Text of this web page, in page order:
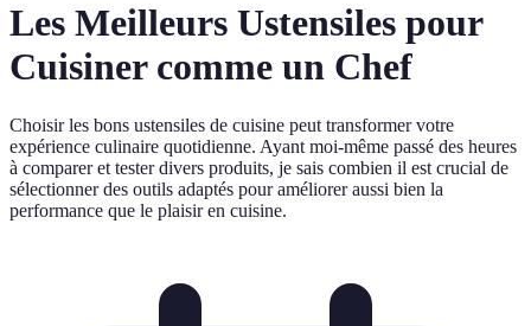
Les Meilleurs Ustensiles pour
Cuisiner comme un Chef
Choisir les bons ustensiles de cuisine peut transformer votre
expérience culinaire quotidienne. Ayant moi-même passé des heures
à comparer et tester divers produits, je sais combien il est crucial de
sélectionner des outils adaptés pour améliorer aussi bien la
performance que le plaisir en cuisine.